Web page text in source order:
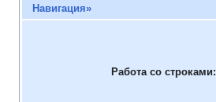
Работа со строками: